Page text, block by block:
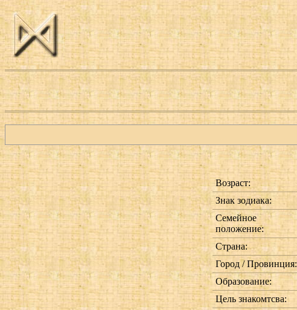
Возраст:
Знак зодиака:
Семейное
положение:
Страна:
Город / Провинция:
Образование:
Цель знакомтсва: